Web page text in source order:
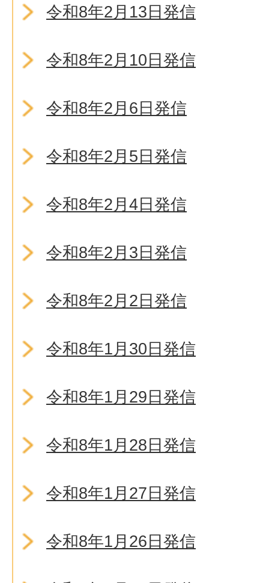
令和8年2月13日発信
令和8年2月10日発信
令和8年2月6日発信
令和8年2月5日発信
令和8年2月4日発信
令和8年2月3日発信
令和8年2月2日発信
令和8年1月30日発信
令和8年1月29日発信
令和8年1月28日発信
令和8年1月27日発信
令和8年1月26日発信